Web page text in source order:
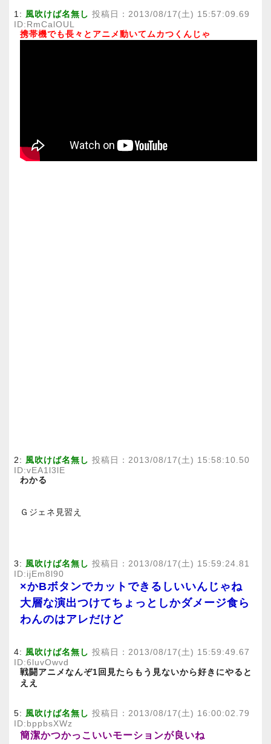
1: 風吹けば名無し 投稿日：2013/08/17(土) 15:57:09.69
ID:RmCalOUL
携帯機でも長々とアニメ動いてムカつくんじゃ
2: 風吹けば名無し 投稿日：2013/08/17(土) 15:58:10.50
ID:vEA1l3lE
わかる
Ｇジェネ見習え
3: 風吹けば名無し 投稿日：2013/08/17(土) 15:59:24.81
ID:ijEm8l90
×かBボタンでカットできるしいいんじゃね
大層な演出つけてちょっとしかダメージ食ら
わんのはアレだけど
4: 風吹けば名無し 投稿日：2013/08/17(土) 15:59:49.67
ID:6luvOwvd
戦闘アニメなんぞ1回見たらもう見ないから好きにやると
ええ
5: 風吹けば名無し 投稿日：2013/08/17(土) 16:00:02.79
ID:bppbsXWz
簡潔かつかっこいいモーションが良いね